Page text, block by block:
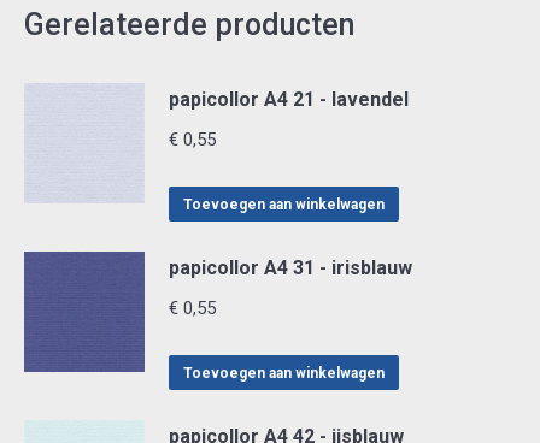
Gerelateerde producten
papicollor A4 21 - lavendel
€ 0,55
Toevoegen aan winkelwagen
papicollor A4 31 - irisblauw
€ 0,55
Toevoegen aan winkelwagen
papicollor A4 42 - ijsblauw